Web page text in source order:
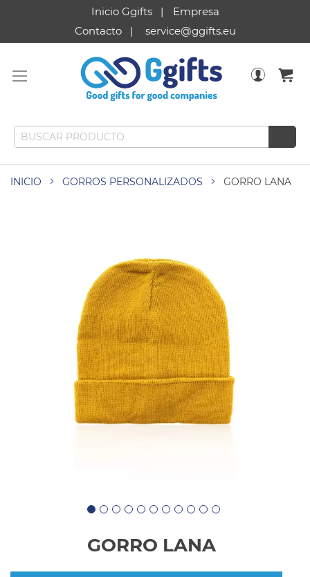
Inicio Ggifts
Empresa
Contacto
service@ggifts.eu
INICIO GORROS PERSONALIZADOS GORRO LANA
GORRO LANA